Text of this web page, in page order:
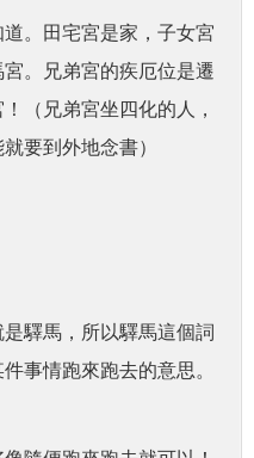
。田宅宮是家，子女宮
。兄弟宮的疾厄位是遷
（兄弟宮坐四化的人，
要到外地念書）
驛馬，所以驛馬這個詞
事情跑來跑去的意思。